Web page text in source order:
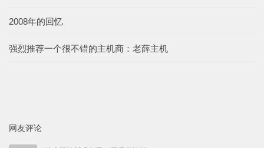
2008年的回忆
强烈推荐一个很不错的主机商：老薛主机
网友评论